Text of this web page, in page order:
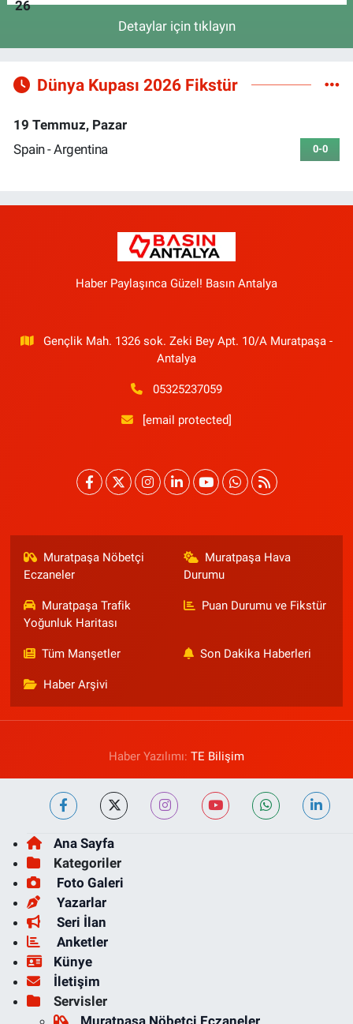
Detaylar için tıklayın
Dünya Kupası 2026 Fikstür
19 Temmuz, Pazar
Spain - Argentina
0-0
Haber Paylaşınca Güzel! Basın Antalya
Gençlik Mah. 1326 sok. Zeki Bey Apt. 10/A Muratpaşa -
Antalya
05325237059
[email protected]
Muratpaşa Nöbetçi
Eczaneler
Muratpaşa Hava
Durumu
Muratpaşa Trafik
Yoğunluk Haritası
Puan Durumu ve Fikstür
Tüm Manşetler Son Dakika Haberleri
Haber Arşivi
Haber Yazılımı: TE Bilişim
Ana Sayfa
Kategoriler
Foto Galeri
Yazarlar
Seri İlan
Anketler
Künye
İletişim
Servisler
Muratpaşa Nöbetçi Eczaneler